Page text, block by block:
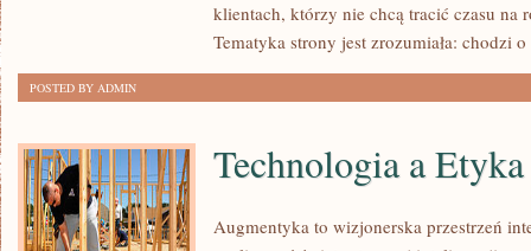
klientach, którzy nie chcą tracić czasu na
Tematyka strony jest zrozumiała: chodzi
POSTED BY ADMIN
Technologia a Etyka
Augmentyka to wizjonerska przestrzeń